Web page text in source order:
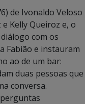
de Ivonaldo Veloso
Kelly Queiroz e, o
com os
Fabião e instauram
ao de um bar:
duas pessoas que
conversa.